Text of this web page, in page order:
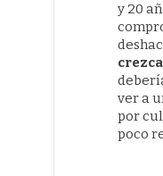
y 20
ver a
por
poco